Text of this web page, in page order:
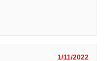
1/11/2022